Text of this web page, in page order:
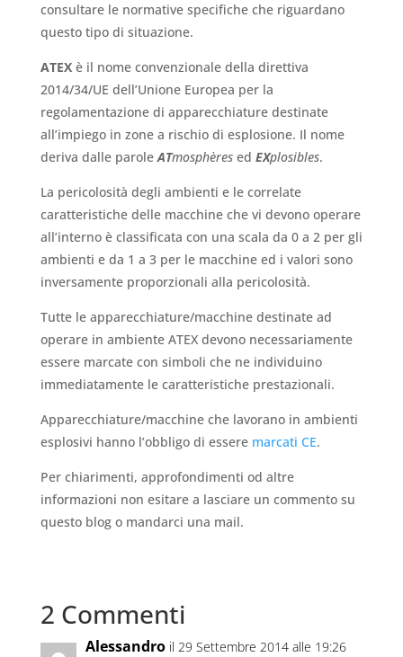
consultare le normative specifiche che riguardano
questo tipo di situazione.
ATEXè il nome convenzionale della direttiva
2014/34/UE dell’Unione Europea per la
regolamentazione di apparecchiature destinate
all’impiego in zone a rischio di esplosione. Il nome
deriva dalle paroleATmosphèresed EXplosibles.
La pericolosità degli ambienti e le correlate
caratteristiche delle macchine che vi devono operare
all’interno è classificata con una scala da 0 a 2 per gli
ambienti e da 1 a 3 per le macchine ed i valori sono
inversamente proporzionali alla pericolosità.
Tutte le apparecchiature/macchine destinate ad
operare in ambiente ATEX devono necessariamente
essere marcate con simboli che ne individuino
immediatamente le caratteristiche prestazionali.
Apparecchiature/macchine che lavorano in ambienti
esplosivi hanno l’obbligo di essere marcati CE.
Per chiarimenti, approfondimenti od altre
informazioni non esitare a lasciare un commento su
questo blog o mandarci una mail.
2 Commenti
Alessandro il 29 Settembre 2014 alle 19:26